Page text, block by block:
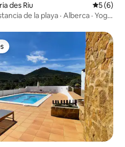
des Riu
5 (6)
de la playa · Alberca · Yoga